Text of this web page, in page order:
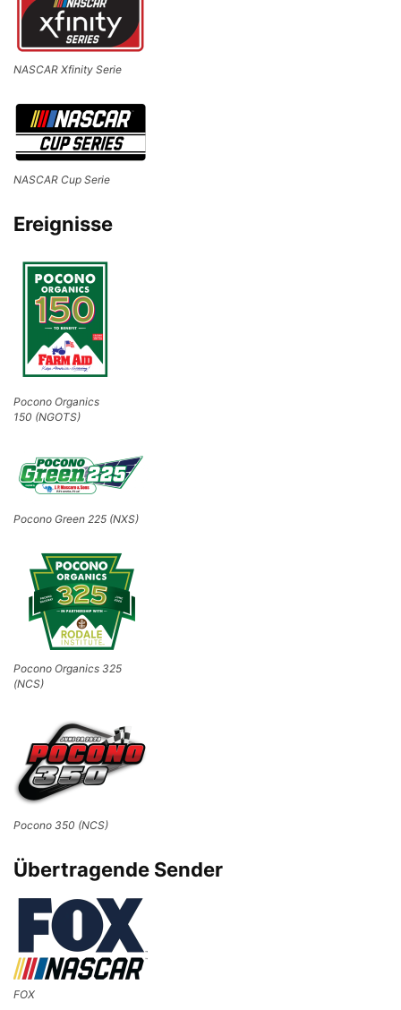
NASCAR Xfinity Serie
NASCAR Cup Serie
Ereignisse
Pocono Organics
150 (NGOTS)
Pocono Green 225 (NXS)
Pocono Organics 325
(NCS)
Pocono 350 (NCS)
Übertragende Sender
FOX